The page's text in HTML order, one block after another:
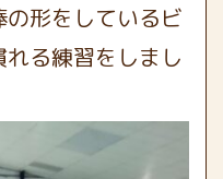
形をしているビ
る練習をしまし